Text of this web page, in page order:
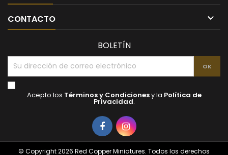
CONTACTO 
BOLETÍN
Acepto los Términos y Condicionesy la Política de
Privacidad.
FacebookInstagram
© Copyright 2026 Red Copper Miniatures. Todos los derechos